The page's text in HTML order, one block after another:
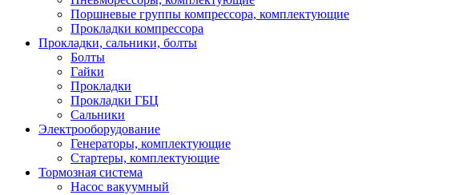
Поршневые группы компрессора, комплектующие
Прокладки компрессора
Прокладки, сальники, болты
Болты
Гайки
Прокладки
Прокладки ГБЦ
Сальники
Электрооборудование
Генераторы, комплектующие
Стартеры, комплектующие
Тормозная система
Насос вакуумный